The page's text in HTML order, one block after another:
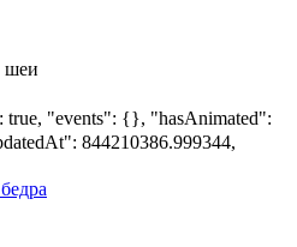
шеи
true, "events": {}, "hasAnimated":
844210386.999344,